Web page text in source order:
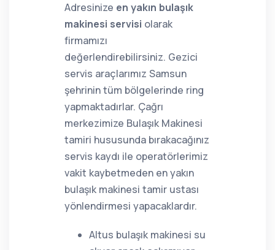
Adresinize en yakın bulaşık
makinesi servisi olarak
firmamızı
değerlendirebilirsiniz. Gezici
servis araçlarımız Samsun
şehrinin tüm bölgelerinde ring
yapmaktadırlar. Çağrı
merkezimize Bulaşık Makinesi
tamiri hususunda bırakacağınız
servis kaydı ile operatörlerimiz
vakit kaybetmeden en yakın
bulaşık makinesi tamir ustası
yönlendirmesi yapacaklardır.
Altus bulaşık makinesi su